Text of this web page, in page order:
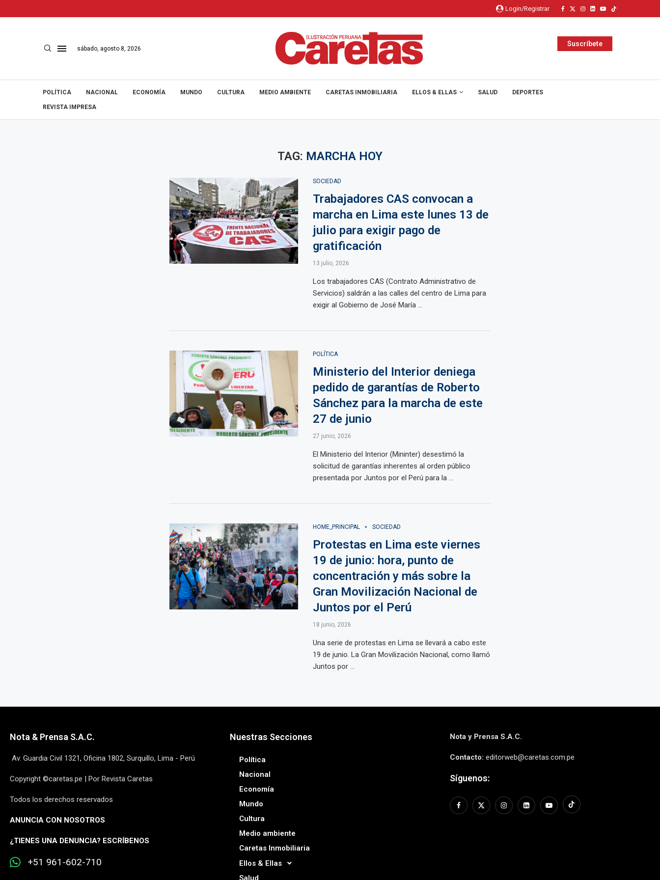
Login/Registrar
sábado, agosto 8, 2026
Suscríbete
POLÍTICA NACIONAL ECONOMÍA MUNDO CULTURA MEDIO AMBIENTE CARETAS INMOBILIARIA ELLOS & ELLAS SALUD DEPORTES
REVISTA IMPRESA
TAG: MARCHA HOY
SOCIEDAD
Trabajadores CAS convocan a
marcha en Lima este lunes 13 de
julio para exigir pago de
gratificación
13 julio, 2026
Los trabajadores CAS (Contrato Administrativo de
Servicios) saldrán a las calles del centro de Lima para
exigir al Gobierno de José María ...
POLÍTICA
Ministerio del Interior deniega
pedido de garantías de Roberto
Sánchez para la marcha de este
27 de junio
27 junio, 2026
El Ministerio del Interior (Mininter) desestimó la
solicitud de garantías inherentes al orden público
presentada por Juntos por el Perú para la ...
HOME_PRINCIPAL SOCIEDAD
Protestas en Lima este viernes
19 de junio: hora, punto de
concentración y más sobre la
Gran Movilización Nacional de
Juntos por el Perú
18 junio, 2026
Una serie de protestas en Lima se llevará a cabo este
19 de junio. La Gran Movilización Nacional, como llamó
Juntos por ...
Nota & Prensa S.A.C.
Av. Guardia Civil 1321, Oficina 1802, Surquillo, Lima - Perú
Copyright ©caretas.pe | Por Revista Caretas
Todos los derechos reservados
ANUNCIA CON NOSOTROS
¿TIENES UNA DENUNCIA? ESCRÍBENOS
+51 961-602-710
Nuestras Secciones
Política
Nacional
Economía
Mundo
Cultura
Medio ambiente
Caretas Inmobiliaria
Ellos & Ellas
Salud
Nota y Prensa S.A.C.
Contacto: editorweb@caretas.com.pe
Síguenos: